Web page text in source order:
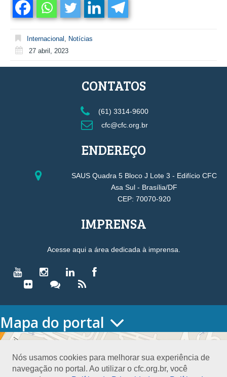
Internacional
Notícias
27 abril, 2023
Nós usamos cookies para melhorar sua experiência de
navegação no portal. Ao utilizar o cfc.org.br, você
CONTATOS
(61) 3314-9600
cfc@cfc.org.br
ENDEREÇO
SAUS Quadra 5 Bloco J Lote 3 - Edifício CFC
Asa Sul - Brasília/DF
CEP: 70070-920
IMPRENSA
Acesse aqui a área dedicada à imprensa.
Mapa do portal
HOME
Conselho Diretor
Nossa Sede